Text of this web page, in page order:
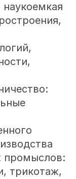
наукоемкая
промыслов:
трикотаж,